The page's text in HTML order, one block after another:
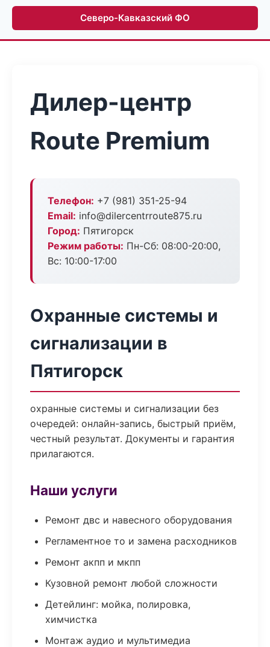
Северо-Кавказский ФО
Дилер-центр
Route Premium
Телефон: +7 (981) 351-25-94
Email: info@dilercentrroute875.ru
Город: Пятигорск
Режим работы: Пн-Сб: 08:00-20:00,
Вс: 10:00-17:00
Охранные системы и
сигнализации в
Пятигорск
охранные системы и сигнализации без
очередей: онлайн-запись, быстрый приём,
честный результат. Документы и гарантия
прилагаются.
Наши услуги
Ремонт двс и навесного оборудования
Регламентное то и замена расходников
Ремонт акпп и мкпп
Кузовной ремонт любой сложности
Детейлинг: мойка, полировка,
химчистка
Монтаж аудио и мультимедиа